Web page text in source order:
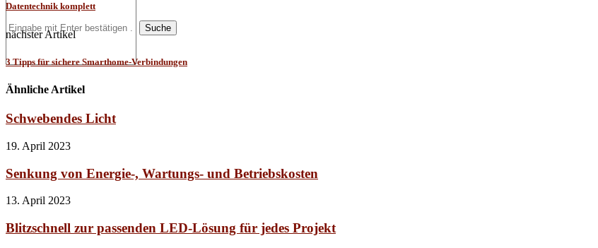
Suche
Datentechnik komplett
nächster Artikel
3 Tipps für sichere Smarthome-Verbindungen
Ähnliche Artikel
Schwebendes Licht
19. April 2023
Senkung von Energie-, Wartungs- und Betriebskosten
13. April 2023
Blitzschnell zur passenden LED-Lösung für jedes Projekt